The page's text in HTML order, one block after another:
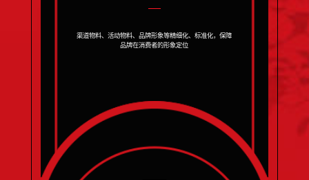
渠道物料、活动物料、品牌形象等精细化、标准化，保障
品牌在消费者的形象定位